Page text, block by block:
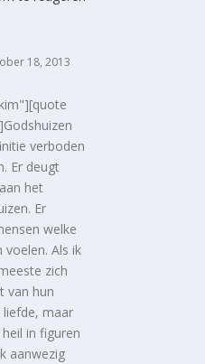
18, 2013
verboden
Er deugt
het
Er
welke
voelen. Als ik
zich
van hun
liefde, maar
in figuren
aanwezig